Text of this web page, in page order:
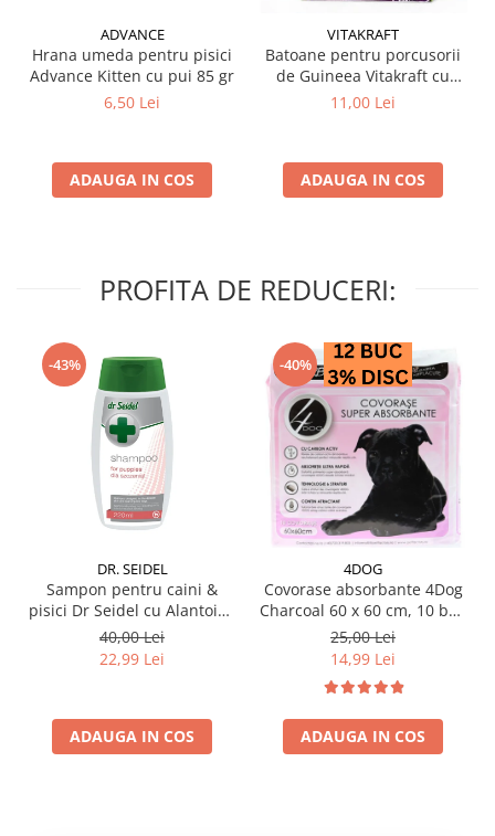
ADVANCE
Hrana umeda pentru pisici
Advance Kitten cu pui 85 gr
6,50 Lei
ADAUGA IN COS
VITAKRAFT
Batoane pentru porcusorii
de Guineea Vitakraft cu
struguri & nuci 2 buc
11,00 Lei
ADAUGA IN COS
PROFITA DE REDUCERI:
-43%
DR. SEIDEL
Sampon pentru caini &
pisici Dr Seidel cu Alantoina
220 ml
40,00 Lei
22,99 Lei
ADAUGA IN COS
-40%
4DOG
Covorase absorbante 4Dog
Charcoal 60 x 60 cm, 10 buc
/ pachet
25,00 Lei
14,99 Lei
ADAUGA IN COS